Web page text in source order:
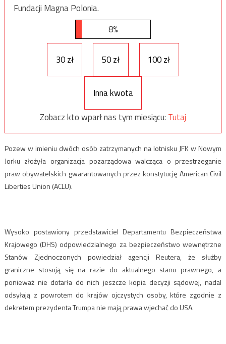
Fundacji Magna Polonia.
8%
30 zł 50 zł 100 zł
Inna kwota
Zobacz kto wparł nas tym miesiącu: Tutaj
Pozew w imieniu dwóch osób zatrzymanych na lotnisku JFK w Nowym
Jorku złożyła organizacja pozarządowa walcząca o przestrzeganie
praw obywatelskich gwarantowanych przez konstytucję American Civil
Liberties Union (ACLU).
Wysoko postawiony przedstawiciel Departamentu Bezpieczeństwa
Krajowego (DHS) odpowiedzialnego za bezpieczeństwo wewnętrzne
Stanów Zjednoczonych powiedział agencji Reutera, że służby
graniczne stosują się na razie do aktualnego stanu prawnego, a
ponieważ nie dotarła do nich jeszcze kopia decyzji sądowej, nadal
odsyłają z powrotem do krajów ojczystych osoby, które zgodnie z
dekretem prezydenta Trumpa nie mają prawa wjechać do USA.